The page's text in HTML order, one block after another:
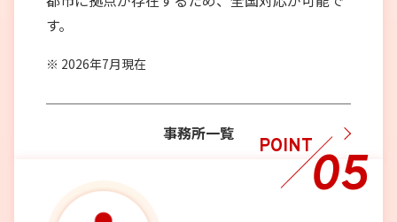
す。
2026年7月現在
事務所一覧
POINT05